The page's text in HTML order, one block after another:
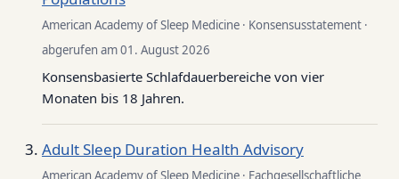
American Academy of Sleep Medicine · Konsensusstatement ·
abgerufen am 01. August 2026
Konsensbasierte Schlafdauerbereiche von vier
Monaten bis 18 Jahren.
Adult Sleep Duration Health Advisory
American Academy of Sleep Medicine · Fachgesellschaftliche